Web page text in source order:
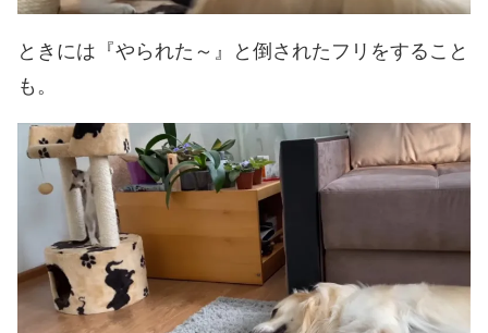
ときには『やられた～』と倒されたフリをすること
も。